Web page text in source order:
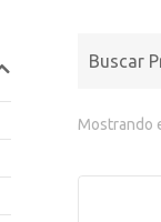
Mostrando